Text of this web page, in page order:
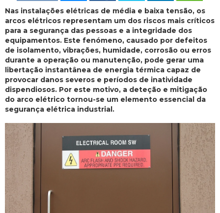
Nas instalações elétricas de média e baixa tensão, os
arcos elétricos representam um dos riscos mais críticos
para a segurança das pessoas e a integridade dos
equipamentos. Este fenómeno, causado por defeitos
de isolamento, vibrações, humidade, corrosão ou erros
durante a operação ou manutenção, pode gerar uma
libertação instantânea de energia térmica capaz de
provocar danos severos e períodos de inatividade
dispendiosos. Por este motivo, a deteção e mitigação
do arco elétrico tornou-se um elemento essencial da
segurança elétrica industrial.